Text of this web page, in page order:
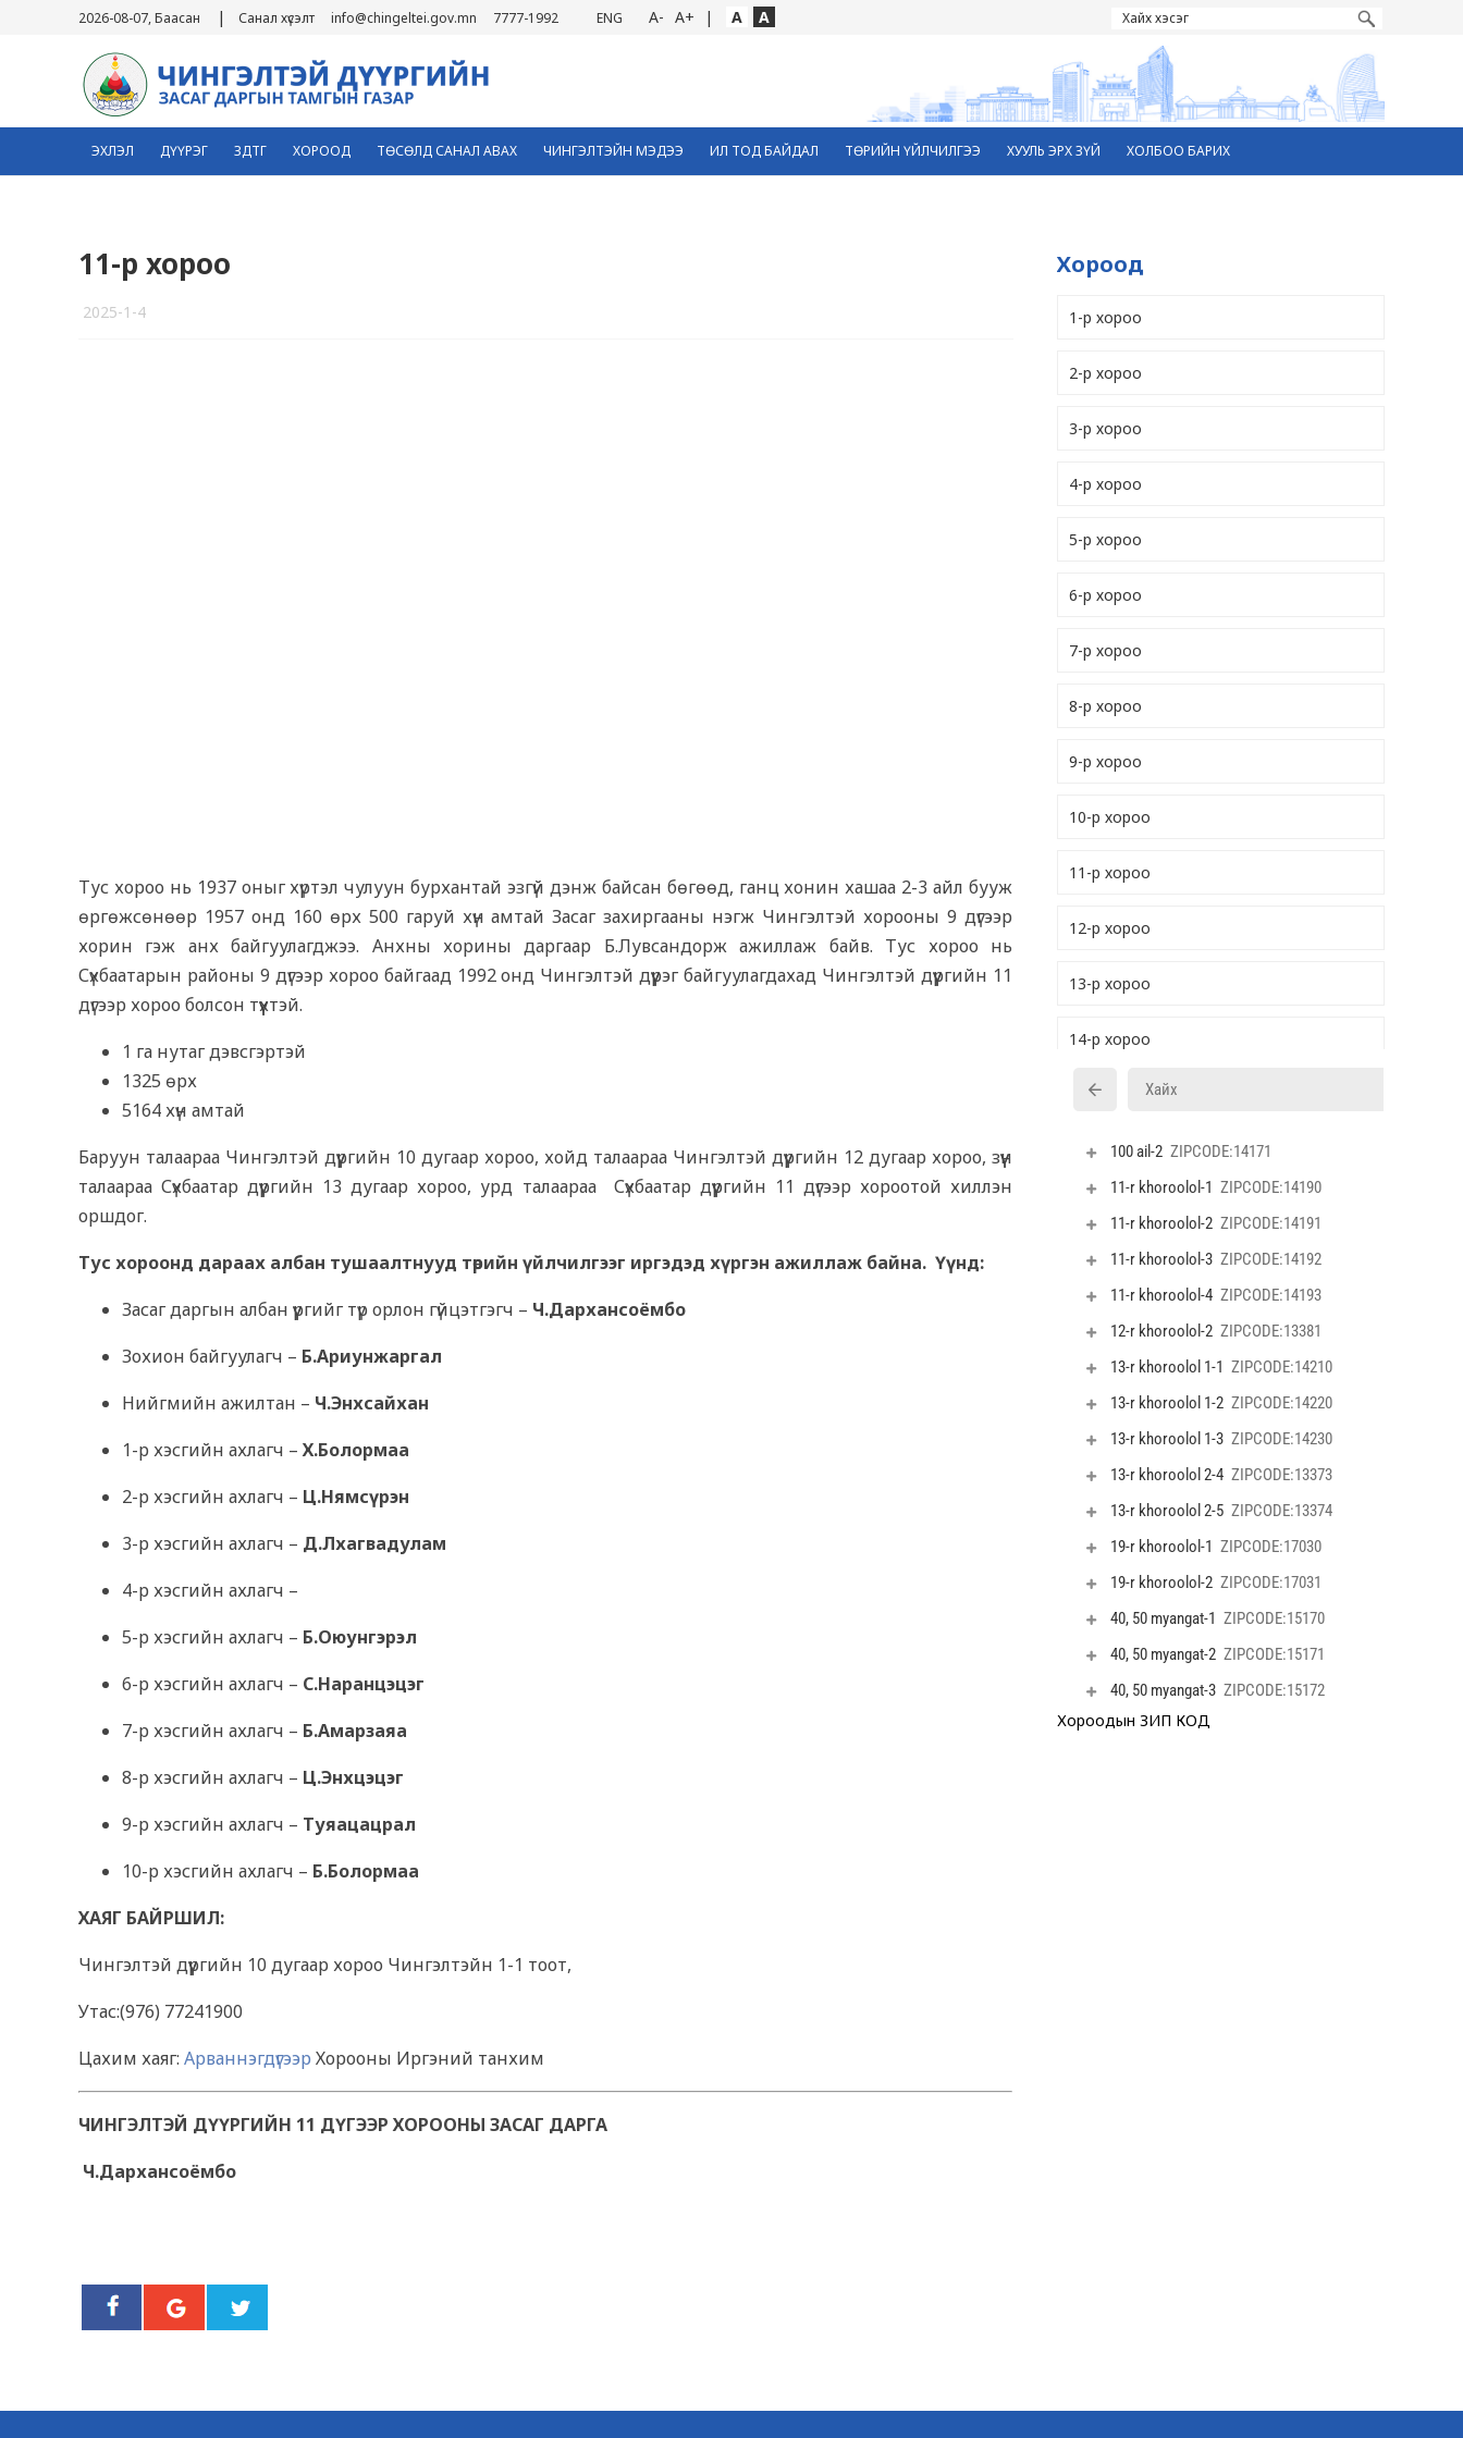
2026-08-07, Баасан | Санал хүсэлт info@chingeltei.gov.mn 7777-1992 ENG A- A+ | A A
ЭХЛЭЛ ДҮҮРЭГ ЗДТГ ХОРООД ТӨСӨЛД САНАЛ АВАХ ЧИНГЭЛТЭЙН МЭДЭЭ ИЛ ТОД БАЙДАЛ ТӨРИЙН ҮЙЛЧИЛГЭЭ ХУУЛЬ ЭРХ ЗҮЙ ХОЛБОО БАРИХ
11-р хороо
2025-1-4
Тус хороо нь 1937 оныг хүртэл чулуун бурхантай эзгүй дэнж байсан бөгөөд, ганц хонин хашаа 2-3 айл бууж
өргөжсөнөөр 1957 онд 160 өрх 500 гаруй хүн амтай Засаг захиргааны нэгж Чингэлтэй хорооны 9 дүгээр
хорин гэж анх байгуулагджээ. Анхны хорины даргаар Б.Лувсандорж ажиллаж байв. Тус хороо нь
Сүхбаатарын районы 9 дүгээр хороо байгаад 1992 онд Чингэлтэй дүүрэг байгуулагдахад Чингэлтэй дүүргийн 11
дүгээр хороо болсон түүхтэй.
1 га нутаг дэвсгэртэй
1325 өрх
5164 хүн амтай
Баруун талаараа Чингэлтэй дүүргийн 10 дугаар хороо, хойд талаараа Чингэлтэй дүүргийн 12 дугаар хороо, зүүн
талаараа Сүхбаатар дүүргийн 13 дугаар хороо, урд талаараа Сүхбаатар дүүргийн 11 дүгээр хороотой хиллэн
оршдог.
Тус хороонд дараах албан тушаалтнууд төрийн үйлчилгээг иргэдэд хүргэн ажиллаж байна. Үүнд:
Засаг даргын албан үүргийг түр орлон гүйцэтгэгч – Ч.Дархансоёмбо
Зохион байгуулагч – Б.Ариунжаргал
Нийгмийн ажилтан – Ч.Энхсайхан
1-р хэсгийн ахлагч – Х.Болормаа
2-р хэсгийн ахлагч – Ц.Нямсүрэн
3-р хэсгийн ахлагч – Д.Лхагвадулам
4-р хэсгийн ахлагч –
5-р хэсгийн ахлагч – Б.Оюунгэрэл
6-р хэсгийн ахлагч – С.Наранцэцэг
7-р хэсгийн ахлагч – Б.Амарзаяа
8-р хэсгийн ахлагч – Ц.Энхцэцэг
9-р хэсгийн ахлагч – Туяацацрал
10-р хэсгийн ахлагч – Б.Болормаа
ХАЯГ БАЙРШИЛ:
Чингэлтэй дүүргийн 10 дугаар хороо Чингэлтэйн 1-1 тоот,
Утас:(976) 77241900
Цахим хаяг: Арваннэгдүгээр Хорооны Иргэний танхим
ЧИНГЭЛТЭЙ ДҮҮРГИЙН 11 ДҮГЭЭР ХОРООНЫ ЗАСАГ ДАРГА
Ч.Дархансоёмбо
Хороод
1-р хороо
2-р хороо
3-р хороо
4-р хороо
5-р хороо
6-р хороо
7-р хороо
8-р хороо
9-р хороо
10-р хороо
11-р хороо
12-р хороо
13-р хороо
14-р хороо
15-р хороо
16-р хороо
18-р хороо
20-р хороо
21-р хороо
22-р хороо
23-р хороо
24-р хороо
Хороодын ЗИП КОД